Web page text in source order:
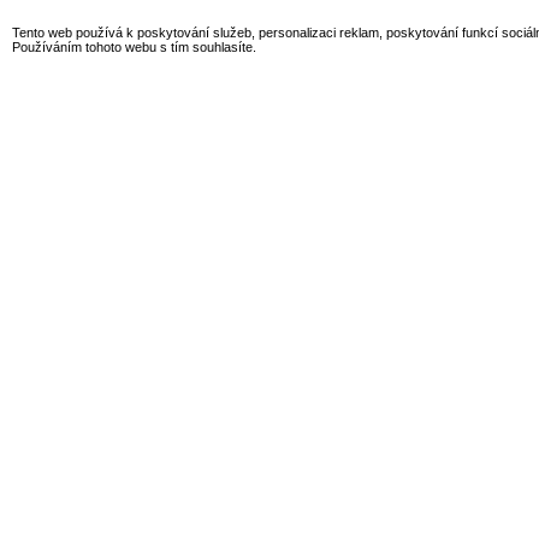
Tento web používá k poskytování služeb, personalizaci reklam, poskytování funkcí
Používáním tohoto webu s tím souhlasíte.